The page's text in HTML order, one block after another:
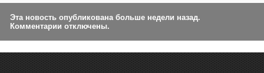
Эта новость опубликована больше недели назад.
Комментарии отключены.